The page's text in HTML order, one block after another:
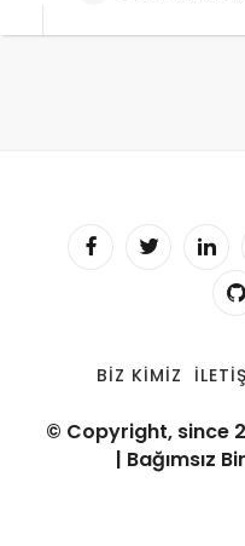
BIZ KIMIZ
© Copyright, since
| Bağımsız